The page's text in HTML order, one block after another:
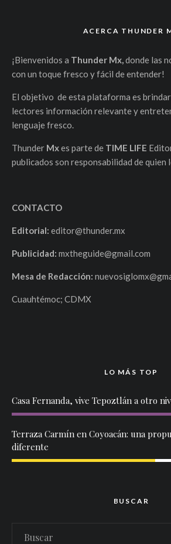
ACERCA THUNDER
¡Bienvenidos a Thunder Mx,donde las
con un toque fresco y fácil de entender!
El objetivo de esta plataforma es
lectores información relevante y
lenguaje fresco.
Thunder Mxes parte de TIME LIFE
publicados son responsabilidad de quien
CONTACTO
Editorial: editor@thunder.mx
Publicidad: mxtheguide@gmail.com
Mesa de Redacción:
Cuauhtémoc; CDMX
LO MÁS TOP
Casa Fernanda, vive Tepoztlán a otro
Terraza Carmín en Coyoacán: una
diferente
BUSCAR